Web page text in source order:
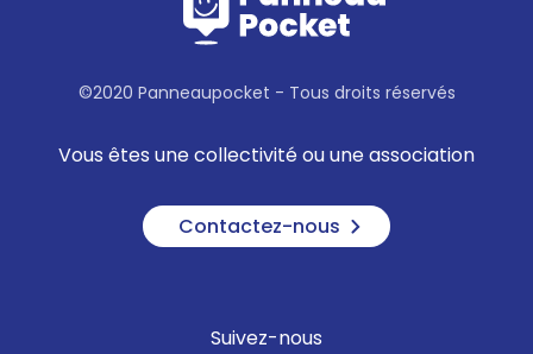
©2020 Panneaupocket - Tous droits réservés
Vous êtes une collectivité ou une association
Contactez-nous
Suivez-nous